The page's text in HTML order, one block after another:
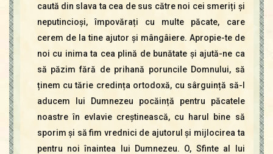
caută din slava ta cea de sus către noi cei smeriți și
neputincioși, împovărați cu multe păcate, care
cerem de la tine ajutor și mângâiere. Apropie-te de
noi cu inima ta cea plină de bunătate și ajută-ne ca
să păzim fără de prihană poruncile Domnului, să
ținem cu tărie credința ortodoxă, cu sârguință să-I
aducem lui Dumnezeu pocăință pentru păcatele
noastre în evlavie creștinească, cu harul bine să
sporim și să fim vrednici de ajutorul și mijlocirea ta
pentru noi înaintea lui Dumnezeu. O, Sfinte al lui